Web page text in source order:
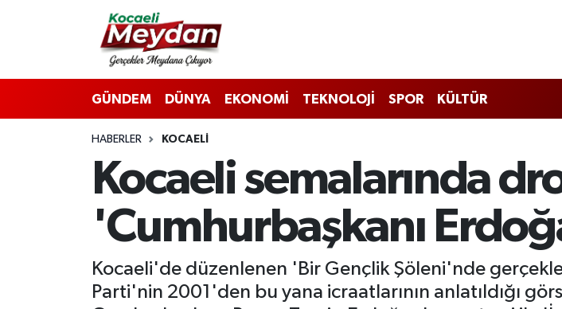
GÜNDEM DÜNYA EKONOMİ TEKNOLOJİ SPOR KÜLTÜR
HABERLER KOCAELI
Kocaeli semalarında
'Cumhurbaşkanı
Kocaeli'de düzenlenen 'Bir Gençlik Şöleni'nde
Parti'nin 2001'den bu yana icraatlarının anlatıldığı
Nöbetçi Eczaneler
Hava Durumu
Trafik Durumu
Süper Lig Puan Durumu ve Fikstür
Tüm Manşetler
Son Dakika Haberleri